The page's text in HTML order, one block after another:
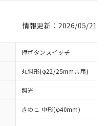
情報更新：2026/05/21
押ボタンスイッチ
丸胴形(φ22/25mm共用)
照光
きのこ 中形(φ40mm)